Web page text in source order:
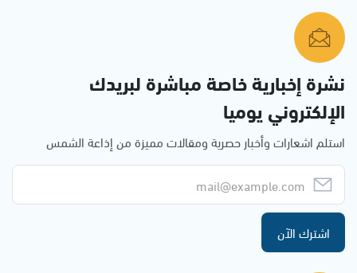
نشرة إخبارية خاصة مباشرة لبريدك
الإلكتروني يوميا
استلم اشعارات وأخبار حصرية ومقالات مميزة من إذاعة الشمس
اشترك الآن